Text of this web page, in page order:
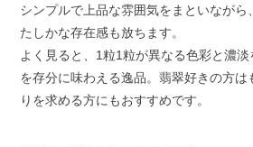
シンプルで上品な雰囲気をまといなが
たしかな存在感も放ちます。
よく見ると、1粒1粒が異なる色彩と濃
を存分に味わえる逸品。翡翠好きの方
りを求める方にもおすすめです。